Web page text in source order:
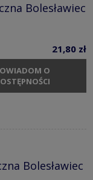
Bolesławiec
21,80 zł
O
Bolesławiec